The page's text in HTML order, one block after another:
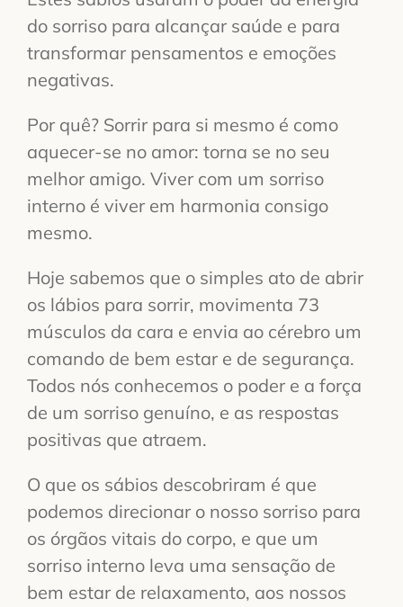
do sorriso para alcançar saúde e para
transformar pensamentos e emoções
negativas.
Por quê? Sorrir para si mesmo é como
aquecer-se no amor: torna se no seu
melhor amigo. Viver com um sorriso
interno é viver em harmonia consigo
mesmo.
Hoje sabemos que o simples ato de abrir
os lábios para sorrir, movimenta 73
músculos da cara e envia ao cérebro um
comando de bem estar e de segurança.
Todos nós conhecemos o poder e a força
de um sorriso genuíno, e as respostas
positivas que atraem.
O que os sábios descobriram é que
podemos direcionar o nosso sorriso para
os órgãos vitais do corpo, e que um
sorriso interno leva uma sensação de
bem estar de relaxamento, aos nossos